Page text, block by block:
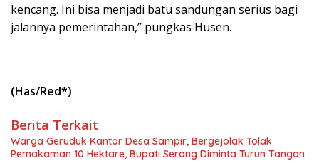
kencang. Ini bisa menjadi batu sandungan serius bagi
jalannya pemerintahan,” pungkas Husen.
(Has/Red*)
Berita Terkait
Warga Geruduk Kantor Desa Sampir, Bergejolak Tolak
Pemakaman 10 Hektare, Bupati Serang Diminta Turun Tangan